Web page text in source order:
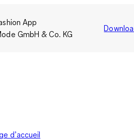
App
GmbH & Co. KG
d’accueil